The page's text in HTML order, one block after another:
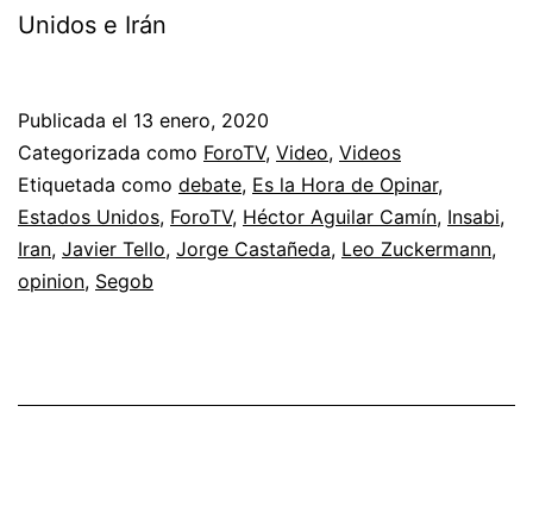
Unidos e Irán
Publicada el 13 enero, 2020
Categorizada como ForoTV, Video, Videos
Etiquetada como debate, Es la Hora de Opinar,
Estados Unidos, ForoTV, Héctor Aguilar Camín, Insabi,
Iran, Javier Tello, Jorge Castañeda, Leo Zuckermann,
opinion, Segob